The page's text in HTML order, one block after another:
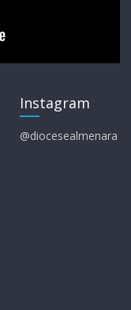
Instagram
@diocesealmenara